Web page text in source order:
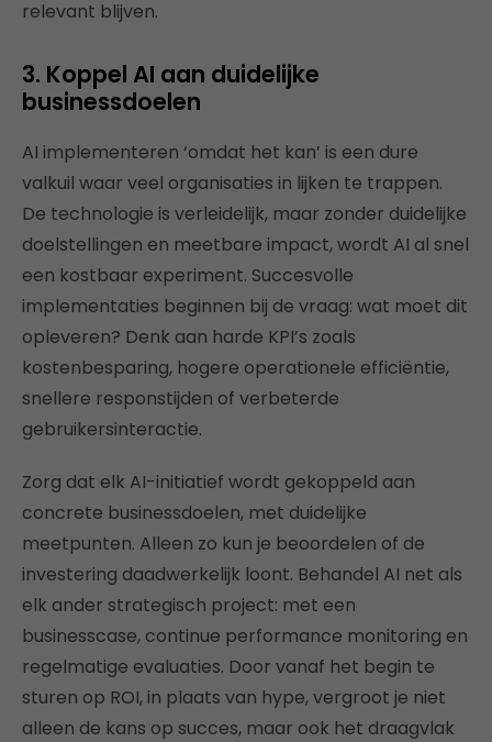
relevant blijven.
3. Koppel AI aan duidelijke
businessdoelen
AI implementeren ‘omdat het kan’ is een dure
valkuil waar veel organisaties in lijken te trappen.
De technologie is verleidelijk, maar zonder duidelijke
doelstellingen en meetbare impact, wordt AI al snel
een kostbaar experiment. Succesvolle
implementaties beginnen bij de vraag: wat moet dit
opleveren? Denk aan harde KPI’s zoals
kostenbesparing, hogere operationele efficiëntie,
snellere responstijden of verbeterde
gebruikersinteractie.
Zorg dat elk AI-initiatief wordt gekoppeld aan
concrete businessdoelen, met duidelijke
meetpunten. Alleen zo kun je beoordelen of de
investering daadwerkelijk loont. Behandel AI net als
elk ander strategisch project: met een
businesscase, continue performance monitoring en
regelmatige evaluaties. Door vanaf het begin te
sturen op ROI, in plaats van hype, vergroot je niet
alleen de kans op succes, maar ook het draagvlak